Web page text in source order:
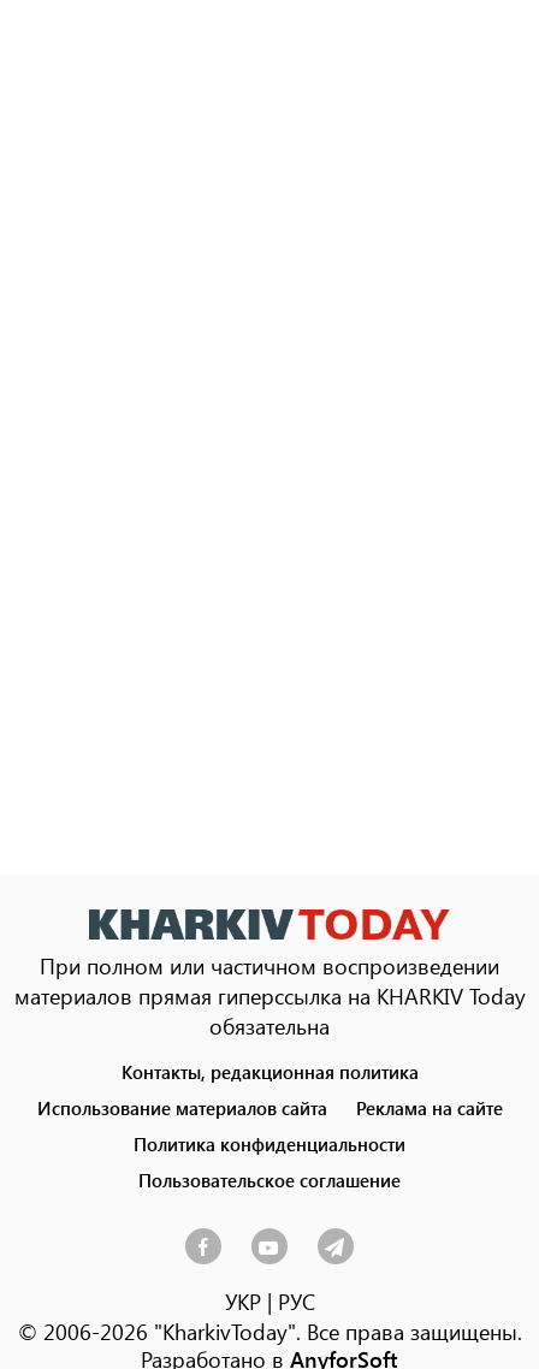
При полном или частичном воспроизведении
материалов прямая гиперссылка на KHARKIV Today
обязательна
menu
Контакты, редакционная политика
Использование материалов сайта
Реклама на сайте
Политика конфиденциальности
Пользовательское соглашение
УКР| РУС
© 2006-2026 "KharkivToday". Все права защищены.
Разработано в AnyforSoft